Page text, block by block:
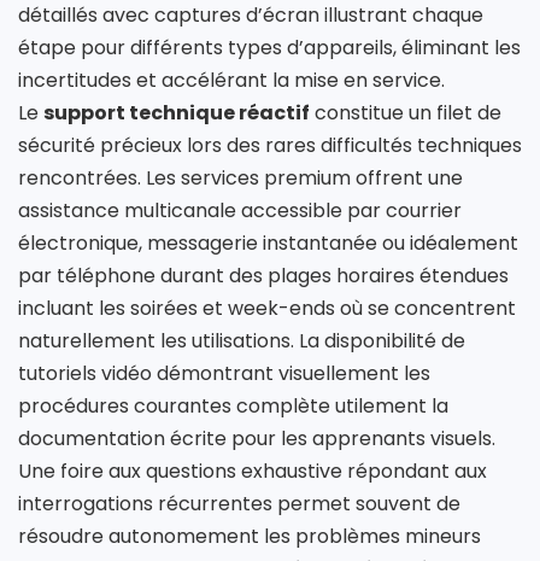
détaillés avec captures d’écran illustrant chaque
étape pour différents types d’appareils, éliminant les
incertitudes et accélérant la mise en service.
Lesupport technique réactif constitue un filet de
sécurité précieux lors des rares difficultés techniques
rencontrées. Les services premium offrent une
assistance multicanale accessible par courrier
électronique, messagerie instantanée ou idéalement
par téléphone durant des plages horaires étendues
incluant les soirées et week-ends où se concentrent
naturellement les utilisations. La disponibilité de
tutoriels vidéo démontrant visuellement les
procédures courantes complète utilement la
documentation écrite pour les apprenants visuels.
Une foire aux questions exhaustive répondant aux
interrogations récurrentes permet souvent de
résoudre autonomement les problèmes mineurs